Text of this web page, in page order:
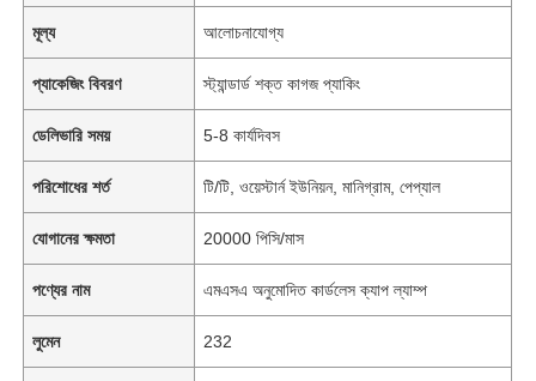
মূল্য আলোচনাযোগ্য
প্যাকেজিং বিবরণ স্ট্যান্ডার্ড শক্ত কাগজ প্যাকিং
ডেলিভারি সময় 5-8 কার্যদিবস
পরিশোধের শর্ত টি/টি, ওয়েস্টার্ন ইউনিয়ন, মানিগ্রাম, পেপ্যাল
যোগানের ক্ষমতা 20000 পিসি/মাস
পণ্যের নাম এমএসএ অনুমোদিত কার্ডলেস ক্যাপ ল্যাম্প
লুমেন 232